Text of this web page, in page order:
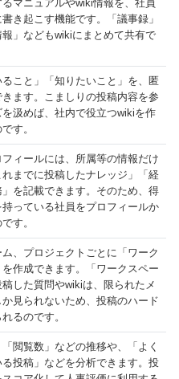
マニュアルやwiki情報を、社員
き起こす機能です。「議事録」
」などもwikiにまとめて共有で
ること」「知りたいこと」を、匿
ます。こましりの投稿内容を参
汲めば、社内で役立つwikiを作
す。
ィールには、所属等の情報だけ
までに投稿したナレッジ」「経
を記載できます。そのため、得
持っている社員をプロフィールか
す。
、プロジェクトごとに「ワーク
を作成できます。「ワークスペー
稿した質問やwikiは、限られたメ
見られないため、投稿のハード
るのです。
「閲覧数」などの推移や、「よく
る投稿」などを分析できます。投